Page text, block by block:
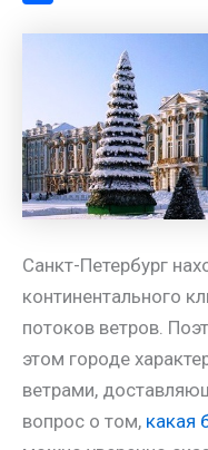
n
i
k
s
t
а
в
и
ь
Санкт-Петербург
континентального
потоков ветров.
этом городе
ветрами,
вопрос о том, какая